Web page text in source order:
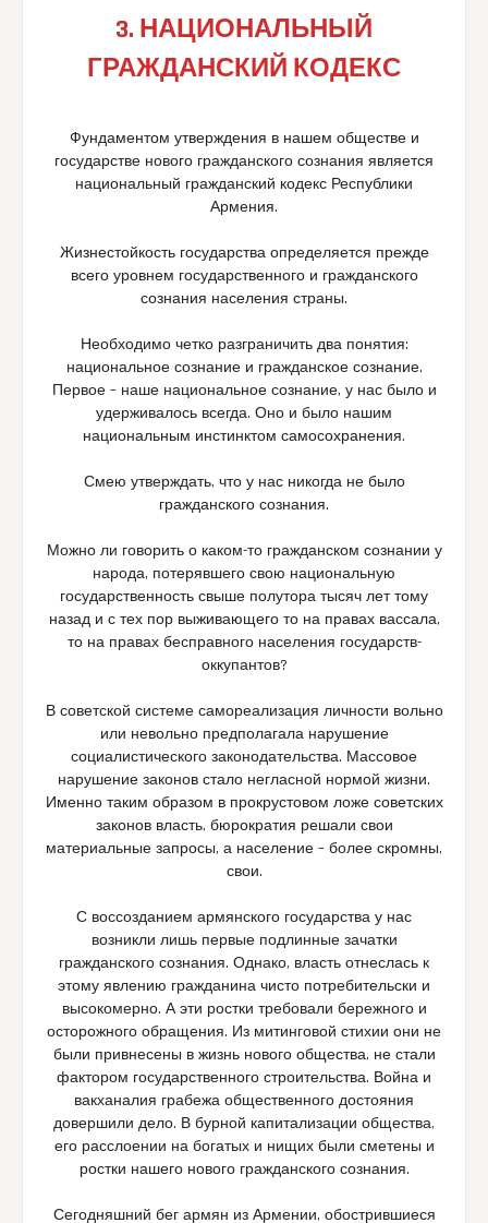
3. НАЦИОНАЛЬНЫЙ
ГРАЖДАНСКИЙ КОДЕКС
Фундаментом утверждения в нашем обществе и
государстве нового гражданского сознания является
национальный гражданский кодекс Республики
Армения.
Жизнестойкость государства определяется прежде
всего уровнем государственного и гражданского
сознания населения страны.
Необходимо четко разграничить два понятия:
национальное сознание и гражданское сознание.
Первое – наше национальное сознание, у нас было и
удерживалось всегда. Оно и было нашим
национальным инстинктом самосохранения.
Смею утверждать, что у нас никогда не было
гражданского сознания.
Можно ли говорить о каком-то гражданском сознании у
народа, потерявшего свою национальную
государственность свыше полутора тысяч лет тому
назад и с тех пор выживающего то на правах вассала,
то на правах бесправного населения государств-
оккупантов?
В советской системе самореализация личности вольно
или невольно предполагала нарушение
социалистического законодательства. Массовое
нарушение законов стало негласной нормой жизни.
Именно таким образом в прокрустовом ложе советских
законов власть, бюрократия решали свои
материальные запросы, а население – более скромны,
свои.
С воссозданием армянского государства у нас
возникли лишь первые подлинные зачатки
гражданского сознания. Однако, власть отнеслась к
этому явлению гражданина чисто потребительски и
высокомерно. А эти ростки требовали бережного и
осторожного обращения. Из митинговой стихии они не
были привнесены в жизнь нового общества, не стали
фактором государственного строительства. Война и
вакханалия грабежа общественного достояния
довершили дело. В бурной капитализации общества,
его расслоении на богатых и нищих были сметены и
ростки нашего нового гражданского сознания.
Сегодняшний бег армян из Армении, обострившиеся